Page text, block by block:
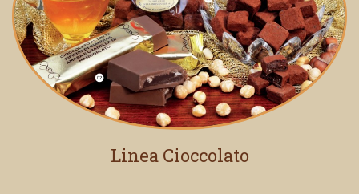
Linea Cioccolato